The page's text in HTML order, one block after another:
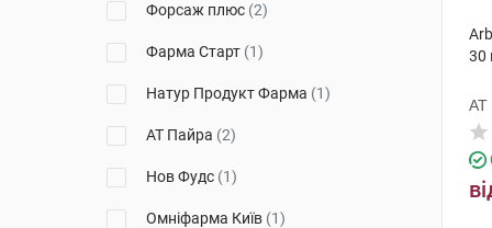
Форсаж плюс (2)
Фарма Старт (1)
Натур Продукт Фарма (1)
АТ Пайра (2)
Нов Фудс (1)
Омніфарма Київ (1)
30
АТ